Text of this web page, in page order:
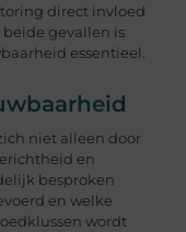
direct invloed
gevallen is
essentieel.
niet alleen door
en
besproken
en welke
wordt